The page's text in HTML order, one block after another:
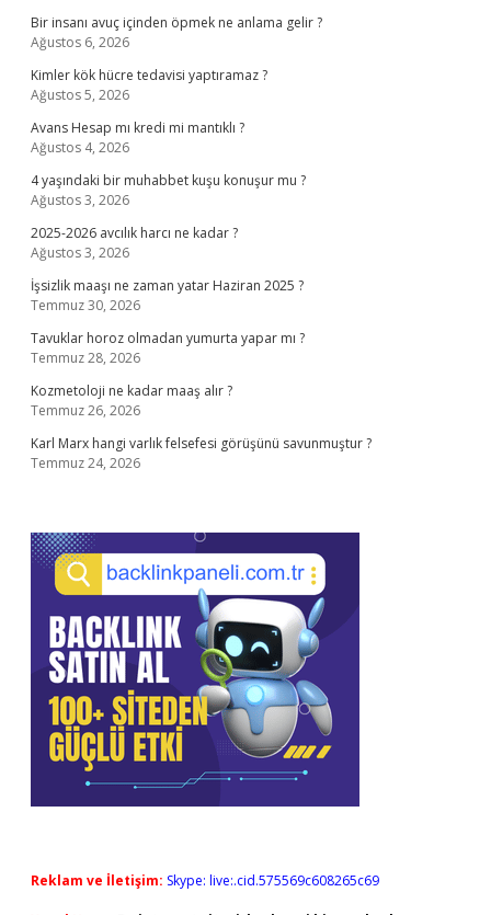
Bir insanı avuç içinden öpmek ne anlama gelir ?
Ağustos 6, 2026
Kimler kök hücre tedavisi yaptıramaz ?
Ağustos 5, 2026
Avans Hesap mı kredi mi mantıklı ?
Ağustos 4, 2026
4 yaşındaki bir muhabbet kuşu konuşur mu ?
Ağustos 3, 2026
2025-2026 avcılık harcı ne kadar ?
Ağustos 3, 2026
İşsizlik maaşı ne zaman yatar Haziran 2025 ?
Temmuz 30, 2026
Tavuklar horoz olmadan yumurta yapar mı ?
Temmuz 28, 2026
Kozmetoloji ne kadar maaş alır ?
Temmuz 26, 2026
Karl Marx hangi varlık felsefesi görüşünü savunmuştur ?
Temmuz 24, 2026
Reklam ve İletişim: Skype: live:.cid.575569c608265c69